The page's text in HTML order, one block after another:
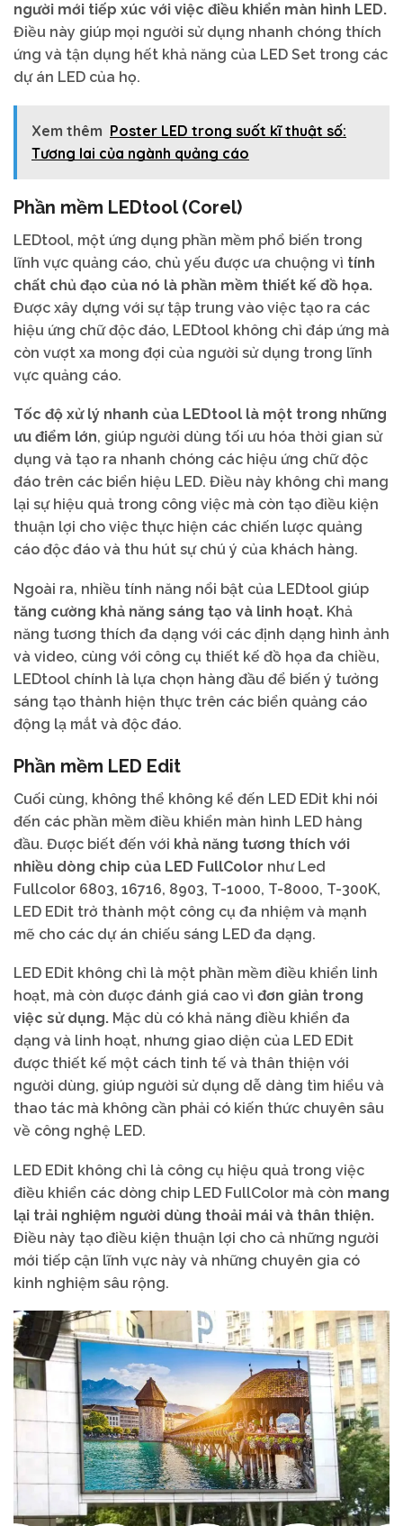
người mới tiếp xúc với việc điều khiển màn hình LED.
Điều này giúp mọi người sử dụng nhanh chóng thích
ứng và tận dụng hết khả năng của LED Set trong các
dự án LED của họ.
Xem thêm Poster LED trong suốt kĩ thuật số:
Tương lai của ngành quảng cáo
Phần mềm LEDtool (Corel)
LEDtool, một ứng dụng phần mềm phổ biến trong
lĩnh vực quảng cáo, chủ yếu được ưa chuộng vì tính
chất chủ đạo của nó là phần mềm thiết kế đồ họa.
Được xây dựng với sự tập trung vào việc tạo ra các
hiệu ứng chữ độc đáo, LEDtool không chỉ đáp ứng mà
còn vượt xa mong đợi của người sử dụng trong lĩnh
vực quảng cáo.
Tốc độ xử lý nhanh của LEDtool là một trong những
ưu điểm lớn, giúp người dùng tối ưu hóa thời gian sử
dụng và tạo ra nhanh chóng các hiệu ứng chữ độc
đáo trên các biển hiệu LED. Điều này không chỉ mang
lại sự hiệu quả trong công việc mà còn tạo điều kiện
thuận lợi cho việc thực hiện các chiến lược quảng
cáo độc đáo và thu hút sự chú ý của khách hàng.
Ngoài ra, nhiều tính năng nổi bật của LEDtool giúp
tăng cường khả năng sáng tạo và linh hoạt. Khả
năng tương thích đa dạng với các định dạng hình ảnh
và video, cùng với công cụ thiết kế đồ họa đa chiều,
LEDtool chính là lựa chọn hàng đầu để biến ý tưởng
sáng tạo thành hiện thực trên các biển quảng cáo
động lạ mắt và độc đáo.
Phần mềm LED Edit
Cuối cùng, không thể không kể đến LED EDit khi nói
đến các phần mềm điều khiển màn hình LED hàng
đầu. Được biết đến với khả năng tương thích với
nhiều dòng chip của LED FullColor như Led
Fullcolor 6803, 16716, 8903, T-1000, T-8000, T-300K,
LED EDit trở thành một công cụ đa nhiệm và mạnh
mẽ cho các dự án chiếu sáng LED đa dạng.
LED EDit không chỉ là một phần mềm điều khiển linh
hoạt, mà còn được đánh giá cao vì đơn giản trong
việc sử dụng. Mặc dù có khả năng điều khiển đa
dạng và linh hoạt, nhưng giao diện của LED EDit
được thiết kế một cách tinh tế và thân thiện với
người dùng, giúp người sử dụng dễ dàng tìm hiểu và
thao tác mà không cần phải có kiến thức chuyên sâu
về công nghệ LED.
LED EDit không chỉ là công cụ hiệu quả trong việc
điều khiển các dòng chip LED FullColor mà còn mang
lại trải nghiệm người dùng thoải mái và thân thiện.
Điều này tạo điều kiện thuận lợi cho cả những người
mới tiếp cận lĩnh vực này và những chuyên gia có
kinh nghiệm sâu rộng.